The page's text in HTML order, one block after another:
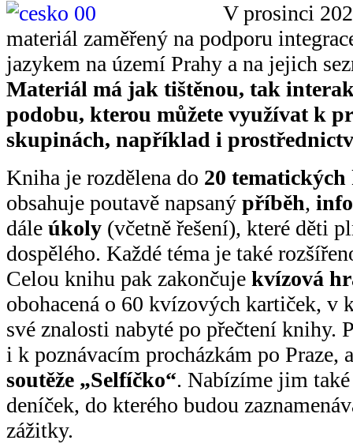
V prosinci
materiál zaměřený na podporu
jazykem na území Prahy a na jejich
Materiál má jak tištěnou, tak
podobu, kterou můžete využívat k
skupinách, například i
Kniha je rozdělena do 20
obsahuje poutavě napsaný příběh,
dále úkoly (včetně řešení), které děti
dospělého. Každé téma je také
Celou knihu pak zakončuje kvízová
obohacená o 60 kvízových kartiček, v
své znalosti nabyté po přečtení knihy.
i k poznávacím procházkám po Praze,
soutěže „Selfíčko“. Nabízíme jim
deníček, do kterého budou
zážitky.